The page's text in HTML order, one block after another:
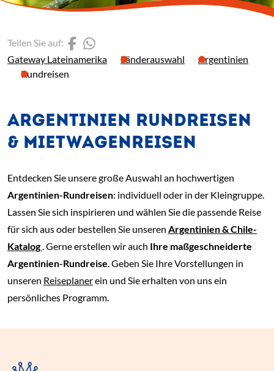
Gateway Lateinamerika Länderauswahl
Argentinien
Rundreisen
Teilen Sie auf: (Link öffnet einen neuen
ARGENTINIEN RUNDREISEN
& MIETWAGENREISEN
Entdecken Sie unsere große Auswahl an hochwertigen
Argentinien-Rundreisen: individuell oder in der Kleingruppe.
Lassen Sie sich inspirieren und wählen Sie die passende Reise
für sich aus oder bestellen Sie unseren Argentinien & Chile-
Katalog. Gerne erstellen wir auch Ihre maßgeschneiderte
Argentinien-Rundreise. Geben Sie Ihre Vorstellungen in
unseren Reiseplanerein und Sie erhalten von uns ein
persönliches Programm.